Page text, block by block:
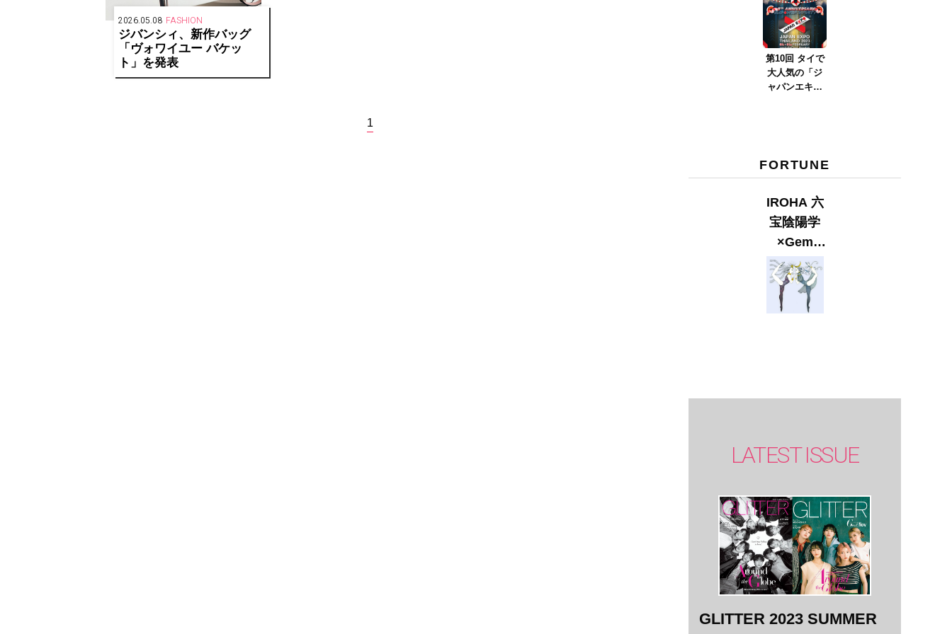
2026.05.08 FASHION
ジバンシィ、新作バッグ
「ヴォワイユー バケッ
ト」を発表
1
ver.2023』
第10回 タイで
大人気の「ジ
ャパンエキス
FORTUNE
IROHA 六
宝陰陽学
×Gem
Muse
【GLITTER
2023
LATEST ISSUE
GLITTER 2023 SUMMER